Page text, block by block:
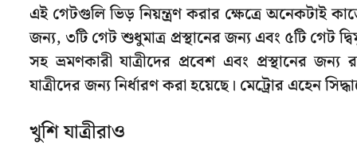
এই গেটগুলি ভিড় নিয়ন্ত্রণ করার ক্ষেত্রে অনেকটাই
জন্য, ৩টি গেট শুধুমাত্র প্রস্থানের জন্য এবং ৫টি গেট
সহ ভ্রমণকারী যাত্রীদের প্রবেশ এবং প্রস্থানের
যাত্রীদের জন্য নির্ধারণ করা হয়েছে। মেট্রোর এহেন
খুশি যাত্রীরাও